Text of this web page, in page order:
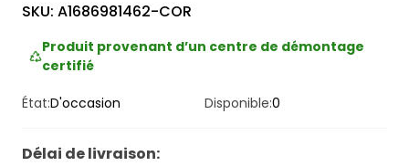
SKU: A1686981462-COR
Produit provenant d’un centre de démontage
certifié
État:D'occasion Disponible:0
Délai de livraison: